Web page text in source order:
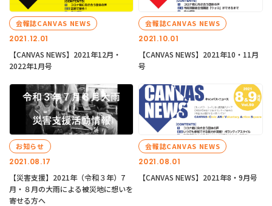
2021.12.01
会報誌CANVAS NEWS
【CANVAS NEWS】2021年12月・
2022年1月号
2021.10.01
会報誌CANVAS NEWS
【CANVAS NEWS】2021年10・11月
号
2021.08.17
お知らせ
【災害支援】2021年（令和３年）7
月・８月の大雨による被災地に想いを
寄せる方へ
2021.08.01
会報誌CANVAS NEWS
【CANVAS NEWS】2021年8・9月号